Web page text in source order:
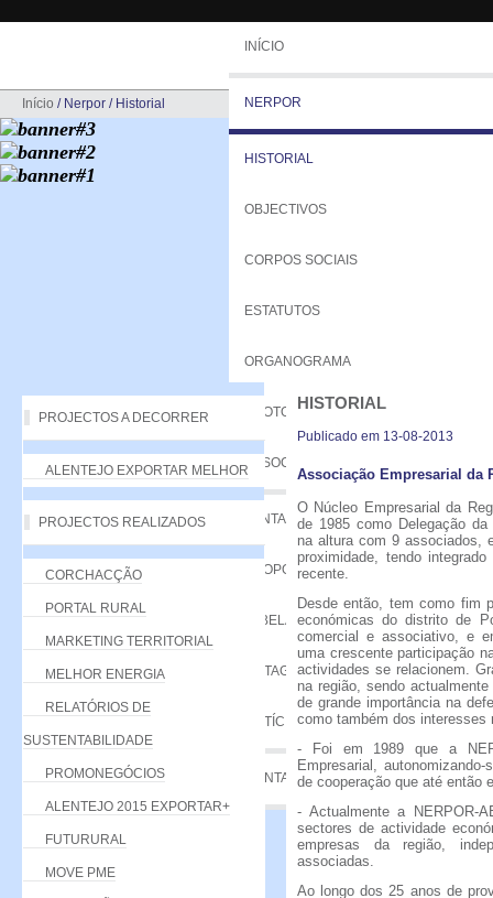
INÍCIO
NERPOR
HISTORIAL
OBJECTIVOS
CORPOS SOCIAIS
ESTATUTOS
ORGANOGRAMA
PROTOCOLOS
ASSOCIADOS
VANTAGENS
PROPOSTA
TABELA DE QUOTAS
LISTAGEM
NOTÍCIAS
CONTACTE-NOS
Início / Nerpor / Historial
PROJECTOS A DECORRER
ALENTEJO EXPORTAR MELHOR
PROJECTOS REALIZADOS
CORCHACÇÃO
PORTAL RURAL
MARKETING TERRITORIAL
MELHOR ENERGIA
RELATÓRIOS DE
SUSTENTABILIDADE
PROMONEGÓCIOS
ALENTEJO 2015 EXPORTAR+
FUTURURAL
MOVE PME
HISTORIAL
Publicado em 13-08-2013
Associação Empresarial da
O Núcleo Empresarial da
de 1985 como Delegação
na altura com 9 associados,
proximidade, tendo
recente.
Desde então, tem como fim
económicas do distrito de
comercial e associativo, e
uma crescente participação
actividades se relacionem.
na região, sendo
de grande importância na
como também dos interesses
- Foi em 1989 que a
Empresarial,
de cooperação que até então
- Actualmente a NERPOR-
sectores de actividade
empresas da região,
associadas.
Ao longo dos 25 anos de